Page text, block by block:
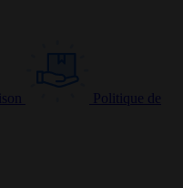
Politique de